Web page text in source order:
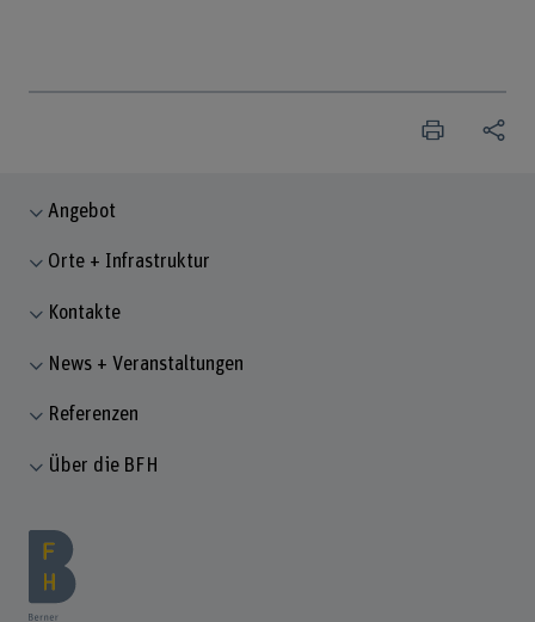
Angebot
Orte + Infrastruktur
Kontakte
News + Veranstaltungen
Referenzen
Über die BFH